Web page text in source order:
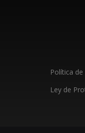
Política
Ley de